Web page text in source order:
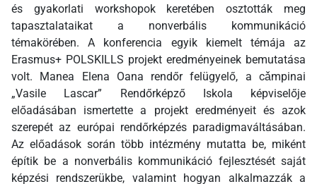
és gyakorlati workshopok keretében osztották meg
tapasztalataikat a nonverbális kommunikáció
témakörében. A konferencia egyik kiemelt témája az
Erasmus+ POLSKILLS projekt eredményeinek bemutatása
volt. Manea Elena Oana rendőr felügyelő, a cǎmpinai
„Vasile Lascar” Rendőrképző Iskola képviselője
előadásában ismertette a projekt eredményeit és azok
szerepét az európai rendőrképzés paradigmaváltásában.
Az előadások során több intézmény mutatta be, miként
építik be a nonverbális kommunikáció fejlesztését saját
képzési rendszerükbe, valamint hogyan alkalmazzák a